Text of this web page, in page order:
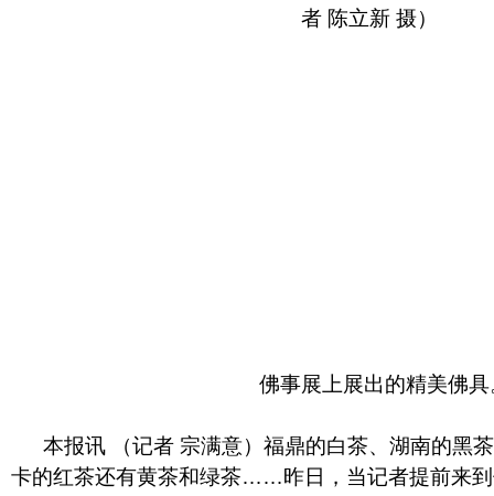
者 陈立新 摄）
佛事展上展出的精美佛具
本报讯 （记者 宗满意）福鼎的白茶、湖南的黑
卡的红茶还有黄茶和绿茶……昨日，当记者提前来